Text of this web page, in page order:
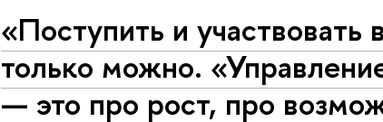
«Поступить и участвовать
только можно.
— это про рост, про